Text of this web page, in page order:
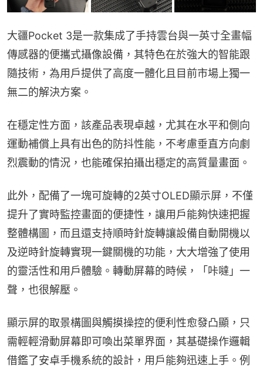
大疆Pocket 3是一款集成了手持雲台與一英寸全畫幅
傳感器的便攜式攝像設備，其特色在於強大的智能跟
隨技術，為用戶提供了高度一體化且目前市場上獨一
無二的解決方案。
在穩定性方面，該產品表現卓越，尤其在水平和側向
運動補償上具有出色的防抖性能，不考慮垂直方向劇
烈震動的情況，也能確保拍攝出穩定的高質量畫面。
此外，配備了一塊可旋轉的2英寸OLED顯示屏，不僅
提升了實時監控畫面的便捷性，讓用戶能夠快速把握
整體構圖，而且還支持順時針旋轉讓設備自動開機以
及逆時針旋轉實現一鍵關機的功能，大大增強了使用
的靈活性和用戶體驗。轉動屏幕的時候，「咔噠」一
聲，也很解壓。
顯示屏的取景構圖與觸摸操控的便利性愈發凸顯，只
需輕輕滑動屏幕即可喚出菜單界面，其基礎操作邏輯
借鑑了安卓手機系統的設計，用戶能夠迅速上手。例